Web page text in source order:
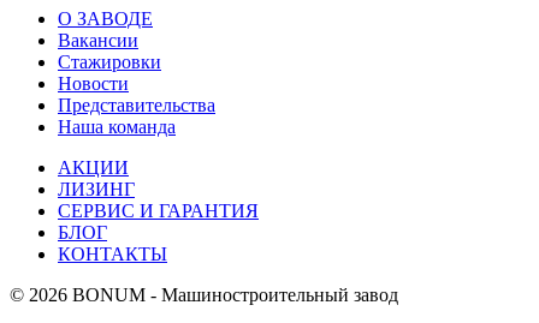
О ЗАВОДЕ
Вакансии
Стажировки
Новости
Представительства
Наша команда
АКЦИИ
ЛИЗИНГ
СЕРВИС И ГАРАНТИЯ
БЛОГ
КОНТАКТЫ
© 2026 BONUM - Машиностроительный завод